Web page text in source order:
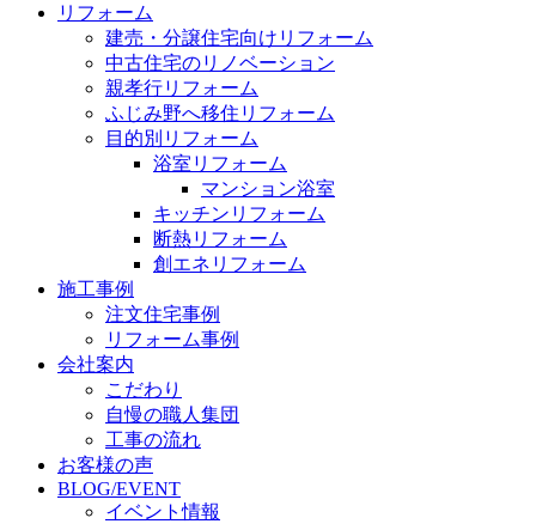
リフォーム
建売・分譲住宅向けリフォーム
中古住宅のリノベーション
親孝行リフォーム
ふじみ野へ移住リフォーム
目的別リフォーム
浴室リフォーム
マンション浴室
キッチンリフォーム
断熱リフォーム
創エネリフォーム
施工事例
注文住宅事例
リフォーム事例
会社案内
こだわり
自慢の職人集団
工事の流れ
お客様の声
BLOG/EVENT
イベント情報